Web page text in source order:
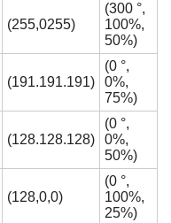
(255,0255)
(300 °,
100%,
50%)
(191.191.191)
(0 °,
0%,
75%)
(128.128.128)
(0 °,
0%,
50%)
(128,0,0)
(0 °,
100%,
25%)